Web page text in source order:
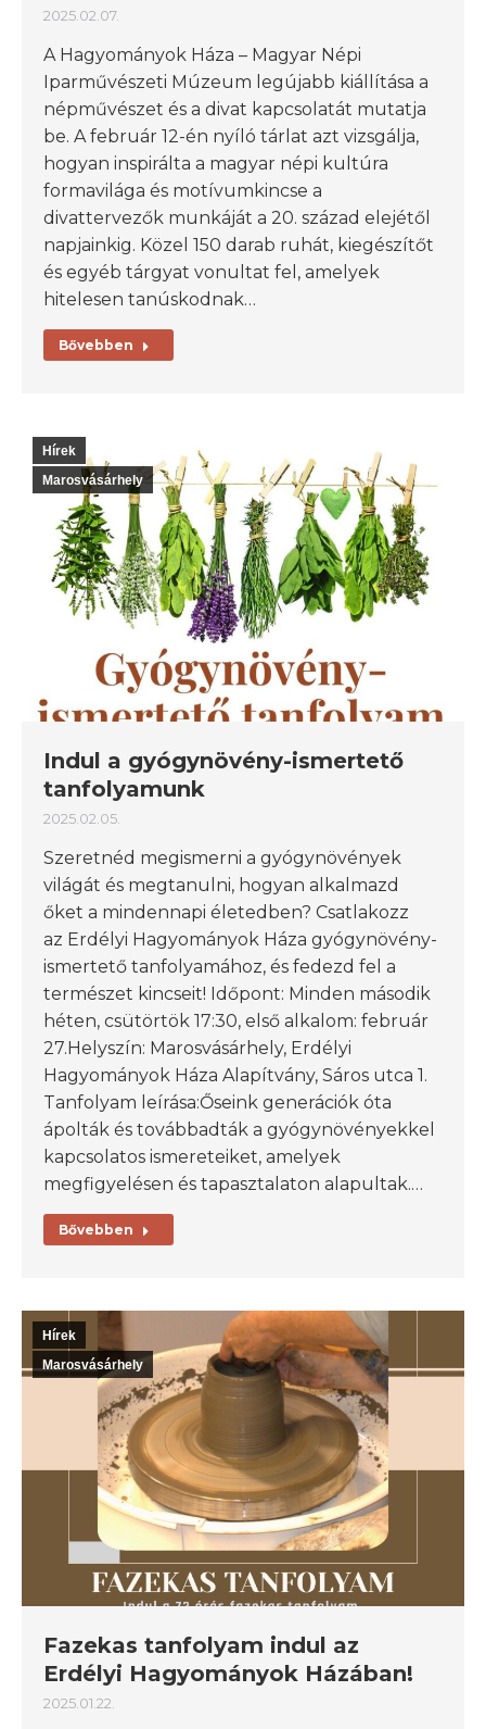
2025.02.07.
A Hagyományok Háza – Magyar Népi
Iparművészeti Múzeum legújabb kiállítása a
népművészet és a divat kapcsolatát mutatja
be. A február 12-én nyíló tárlat azt vizsgálja,
hogyan inspirálta a magyar népi kultúra
formavilága és motívumkincse a
divattervezők munkáját a 20. század elejétől
napjainkig. Közel 150 darab ruhát, kiegészítőt
és egyéb tárgyat vonultat fel, amelyek
hitelesen tanúskodnak…
Bővebben
Hírek
Marosvásárhely
Indul a gyógynövény-ismertető
tanfolyamunk
2025.02.05.
Szeretnéd megismerni a gyógynövények
világát és megtanulni, hogyan alkalmazd
őket a mindennapi életedben? Csatlakozz
az Erdélyi Hagyományok Háza gyógynövény-
ismertető tanfolyamához, és fedezd fel a
természet kincseit! Időpont: Minden második
héten, csütörtök 17:30, első alkalom: február
27.Helyszín: Marosvásárhely, Erdélyi
Hagyományok Háza Alapítvány, Sáros utca 1.
Tanfolyam leírása:Őseink generációk óta
ápolták és továbbadták a gyógynövényekkel
kapcsolatos ismereteiket, amelyek
megfigyelésen és tapasztalaton alapultak.…
Bővebben
Hírek
Marosvásárhely
Fazekas tanfolyam indul az
Erdélyi Hagyományok Házában!
2025.01.22.